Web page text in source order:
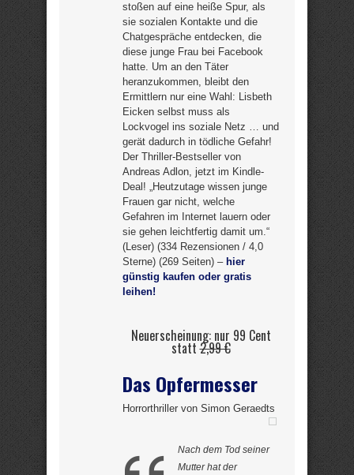
stoßen auf eine heiße Spur, als
sie sozialen Kontakte und die
Chatgespräche entdecken, die
diese junge Frau bei Facebook
hatte. Um an den Täter
heranzukommen, bleibt den
Ermittlern nur eine Wahl: Lisbeth
Eicken selbst muss als
Lockvogel ins soziale Netz … und
gerät dadurch in tödliche Gefahr!
Der Thriller-Bestseller von
Andreas Adlon, jetzt im Kindle-
Deal! „Heutzutage wissen junge
Frauen gar nicht, welche
Gefahren im Internet lauern oder
sie gehen leichtfertig damit um.“
(Leser) (334 Rezensionen / 4,0
Sterne) (269 Seiten) – hier
günstig kaufen oder gratis
leihen!
Neuerscheinung: nur 99 Cent
statt2,99 €
Das Opfermesser
Horrorthriller von Simon Geraedts
Nach dem Tod seiner
Mutter hat der